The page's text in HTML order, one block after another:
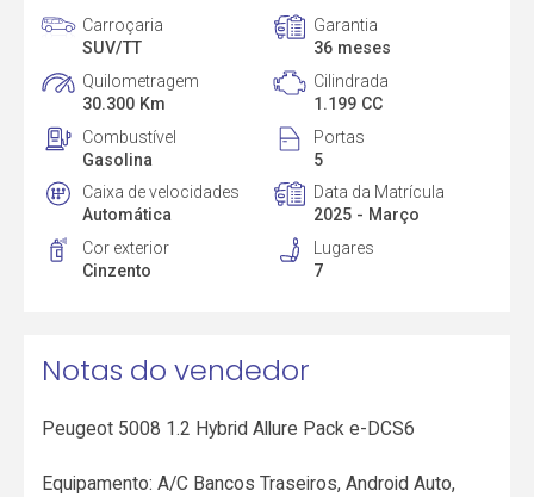
Carroçaria
SUV/TT
Garantia
36 meses
Quilometragem
30.300 Km
Cilindrada
1.199 CC
Combustível
Gasolina
Portas
5
Caixa de velocidades
Automática
Data da Matrícula
2025 - Março
Cor exterior
Cinzento
Lugares
7
Notas do vendedor
Peugeot 5008 1.2 Hybrid Allure Pack e-DCS6
Equipamento: A/C Bancos Traseiros, Android Auto,